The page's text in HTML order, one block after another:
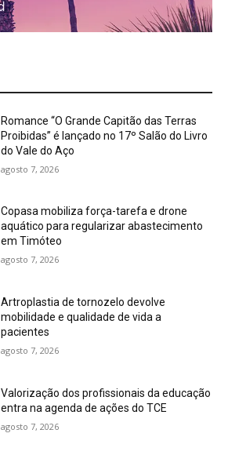
Romance “O Grande Capitão das Terras
Proibidas” é lançado no 17º Salão do Livro
do Vale do Aço
agosto 7, 2026
Copasa mobiliza força-tarefa e drone
aquático para regularizar abastecimento
em Timóteo
agosto 7, 2026
Artroplastia de tornozelo devolve
mobilidade e qualidade de vida a
pacientes
agosto 7, 2026
Valorização dos profissionais da educação
entra na agenda de ações do TCE
agosto 7, 2026